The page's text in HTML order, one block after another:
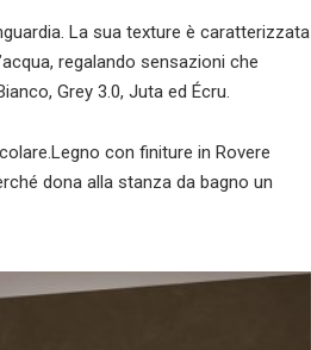
La sua texture è caratterizzata
regalando sensazioni che
Grey 3.0, Juta ed Écru.
con finiture in Rovere
dona alla stanza da bagno un